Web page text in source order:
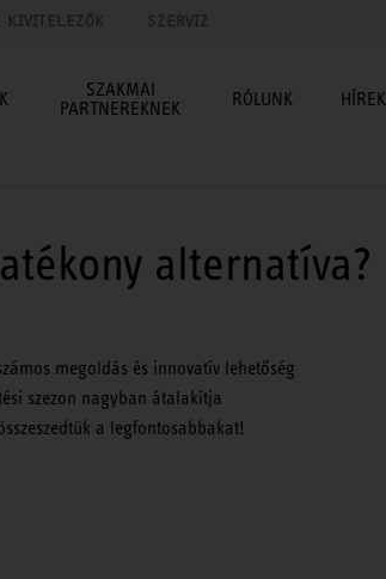
KIVITELEZŐK SZERVIZ
SZAKMAI
PARTNEREKNEK
RÓLUNK HÍREK
alternatíva?
megoldás és innovatív lehetőség
szezon nagyban átalakítja
a legfontosabbakat!